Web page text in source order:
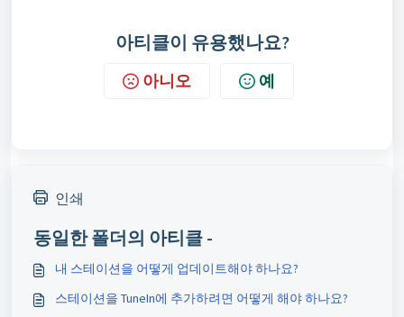
아티클이 유용했나요?
아니오 예
인쇄
동일한 폴더의 아티클 -
내 스테이션을 어떻게 업데이트해야 하나요?
스테이션을 TuneIn에 추가하려면 어떻게 해야 하나요?